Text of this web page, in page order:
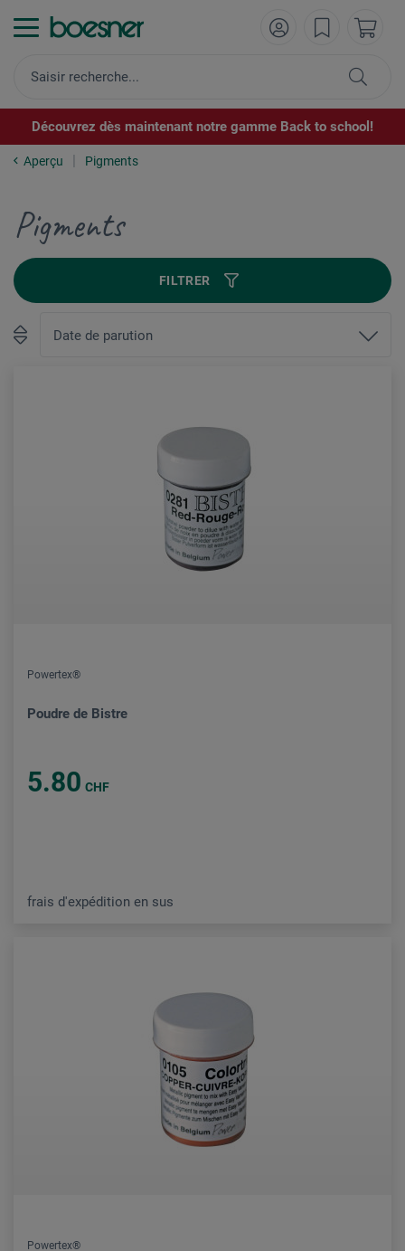
Découvrez dès maintenant notre gamme Back to school!
Aperçu Pigments
Pigments
FILTRER
Powertex®
Poudre de Bistre
5.80 CHF
frais d'expédition en sus
Powertex®